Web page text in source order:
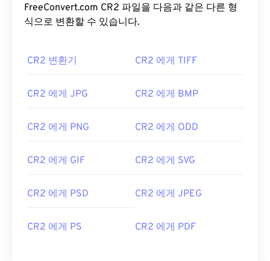
FreeConvert.com CR2 파일을 다음과 같은 다른 형
식으로 변환할 수 있습니다.
CR2 변환기 CR2 에게 TIFF
CR2 에게 JPG CR2 에게 BMP
CR2 에게 PNG CR2 에게 ODD
CR2 에게 GIF CR2 에게 SVG
CR2 에게 PSD CR2 에게 JPEG
CR2 에게 PS CR2 에게 PDF